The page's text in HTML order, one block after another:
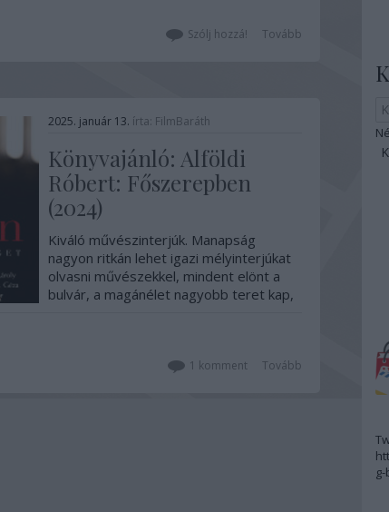
Vincével, Noémivel, és természetesen
Tovább
Szólj hozzá!
2025. január 13. írta: FilmBaráth
Könyvajánló: Alföldi
Róbert: Főszerepben
(2024)
Kiváló művészinterjúk. Manapság
nagyon ritkán lehet igazi mélyinterjúkat
olvasni művészekkel, mindent elönt a
bulvár, a magánélet nagyobb teret kap,
mértékben az, hiszen egy hiteles
Tovább
1 komment